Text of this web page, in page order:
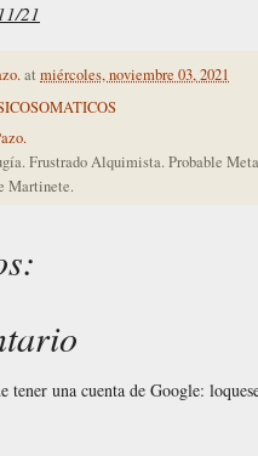
21
at miércoles, noviembre 03, 2021
Frustrado Alquimista. Probable
Martinete.
tener una cuenta de Google: